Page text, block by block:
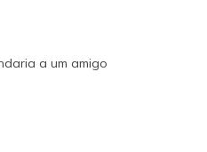
a um amigo